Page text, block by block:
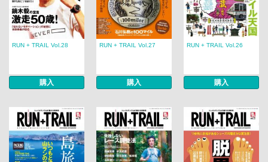
RUN + TRAIL Vol.28
購入
RUN + TRAIL Vol.27
購入
RUN + TRAIL Vol.26
購入